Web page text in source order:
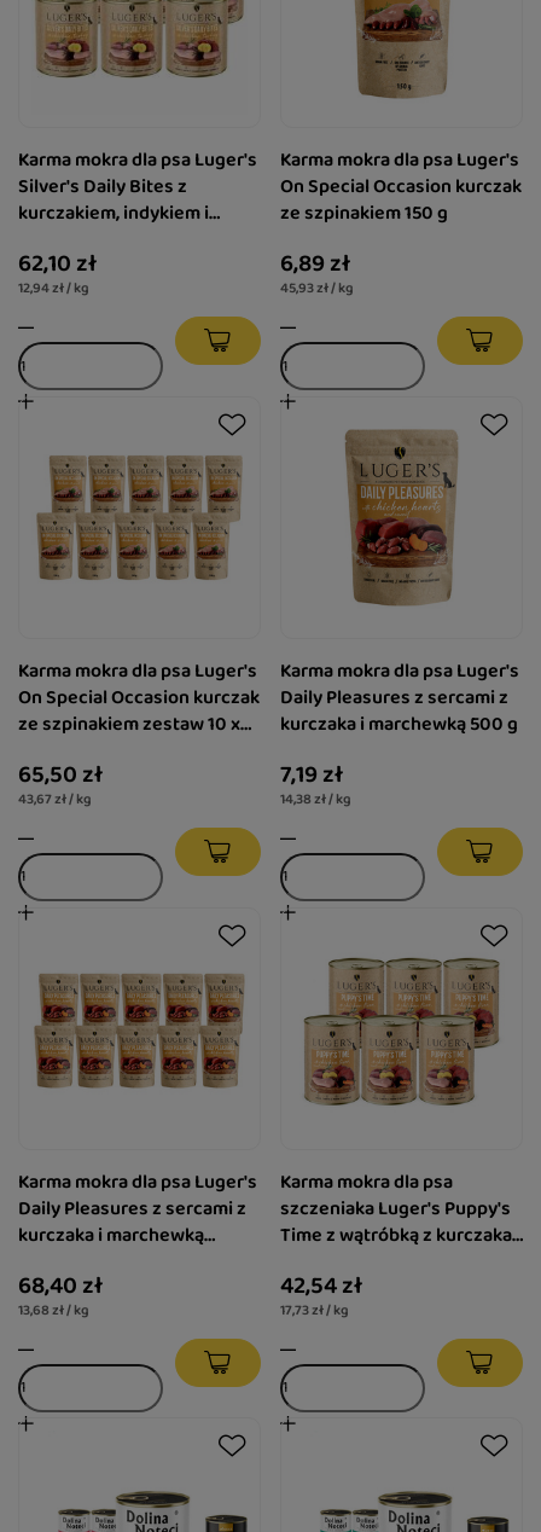
Karma mokra dla psa Luger's
Silver's Daily Bites z
kurczakiem, indykiem i
g
62,10 zł
12,94 zł / kg
Karma mokra dla psa Luger's
On Special Occasion kurczak
ze szpinakiem 150 g
6,89 zł
45,93 zł / kg
Karma mokra dla psa Luger's
On Special Occasion kurczak
ze szpinakiem zestaw 10 x
65,50 zł
43,67 zł / kg
Karma mokra dla psa Luger's
Daily Pleasures z sercami z
kurczaka i marchewką 500 g
7,19 zł
14,38 zł / kg
Karma mokra dla psa Luger's
Daily Pleasures z sercami z
kurczaka i marchewką
68,40 zł
13,68 zł / kg
Karma mokra dla psa
szczeniaka Luger's Puppy's
Time z wątróbką z kurczaka,
zestaw 6 x 400 g
42,54 zł
17,73 zł / kg